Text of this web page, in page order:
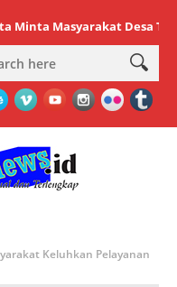
Masyarakat Desa Tolok
Keluhkan Pelayanan